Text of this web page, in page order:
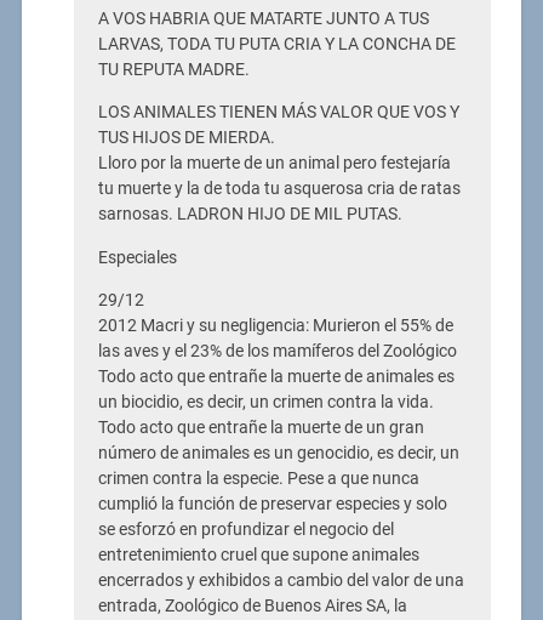
A VOS HABRIA QUE MATARTE JUNTO A TUS
LARVAS, TODA TU PUTA CRIA Y LA CONCHA DE
TU REPUTA MADRE.
LOS ANIMALES TIENEN MÁS VALOR QUE VOS Y
TUS HIJOS DE MIERDA.
Lloro por la muerte de un animal pero festejaría
tu muerte y la de toda tu asquerosa cria de ratas
sarnosas. LADRON HIJO DE MIL PUTAS.
Especiales
29/12
2012 Macri y su negligencia: Murieron el 55% de
las aves y el 23% de los mamíferos del Zoológico
Todo acto que entrañe la muerte de animales es
un biocidio, es decir, un crimen contra la vida.
Todo acto que entrañe la muerte de un gran
número de animales es un genocidio, es decir, un
crimen contra la especie. Pese a que nunca
cumplió la función de preservar especies y solo
se esforzó en profundizar el negocio del
entretenimiento cruel que supone animales
encerrados y exhibidos a cambio del valor de una
entrada, Zoológico de Buenos Aires SA, la